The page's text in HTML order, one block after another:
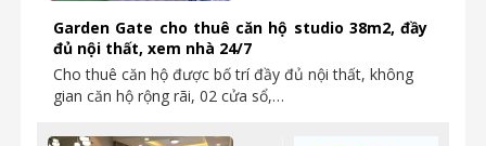
Garden Gate cho thuê căn hộ studio 38m2, đầy
đủ nội thất, xem nhà 24/7
Cho thuê căn hộ được bố trí đầy đủ nội thất, không
gian căn hộ rộng rãi, 02 cửa sổ,…